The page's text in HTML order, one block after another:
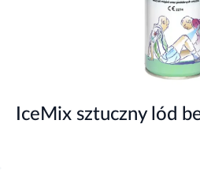
IceMix sztuczny lód